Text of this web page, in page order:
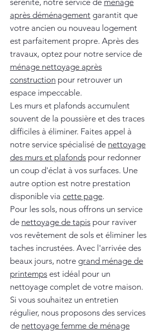
sérénité, notre service de ménage
après déménagement garantit que
votre ancien ou nouveau logement
est parfaitement propre. Après des
travaux, optez pour notre service de
ménage nettoyage après
construction pour retrouver un
espace impeccable.
Les murs et plafonds accumulent
souvent de la poussière et des traces
difficiles à éliminer. Faites appel à
notre service spécialisé de nettoyage
des murs et plafonds pour redonner
un coup d'éclat à vos surfaces. Une
autre option est notre prestation
disponible via cette page.
Pour les sols, nous offrons un service
de nettoyage de tapis pour raviver
vos revêtement de sols et éliminer les
taches incrustées. Avec l'arrivée des
beaux jours, notre grand ménage de
printemps est idéal pour un
nettoyage complet de votre maison.
Si vous souhaitez un entretien
régulier, nous proposons des services
de nettoyage femme de ménage